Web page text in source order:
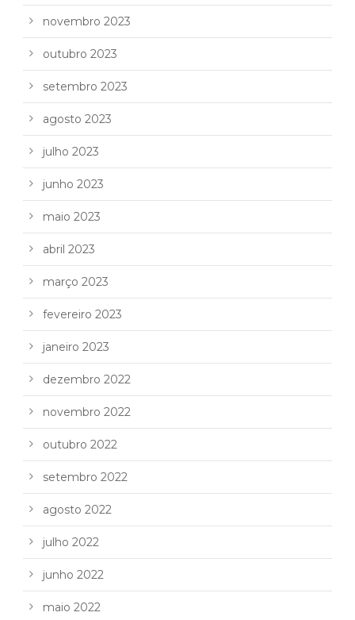
novembro 2023
outubro 2023
setembro 2023
agosto 2023
julho 2023
junho 2023
maio 2023
abril 2023
março 2023
fevereiro 2023
janeiro 2023
dezembro 2022
novembro 2022
outubro 2022
setembro 2022
agosto 2022
julho 2022
junho 2022
maio 2022